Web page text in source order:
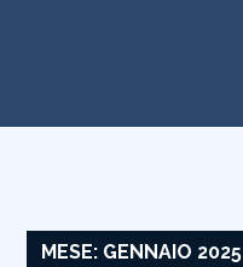
MESE: GENNAIO 2025